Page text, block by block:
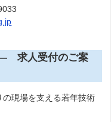
求人受付のご案
現場を支える若年技術